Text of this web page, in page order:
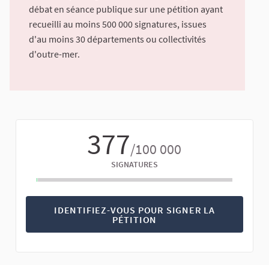
débat en séance publique sur une pétition ayant
recueilli au moins 500 000 signatures, issues
d'au moins 30 départements ou collectivités
d'outre-mer.
377/100 000
SIGNATURES
IDENTIFIEZ-VOUS POUR SIGNER LA
PÉTITION